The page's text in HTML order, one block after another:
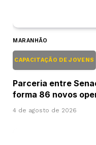
MARANHÃO
CAPACITAÇÃO DE JOVENS
Parceria entre
forma 86 novos
4 de agosto de 2026